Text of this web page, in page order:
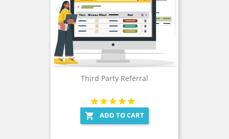
Third Party Referral
 ADD TO CART